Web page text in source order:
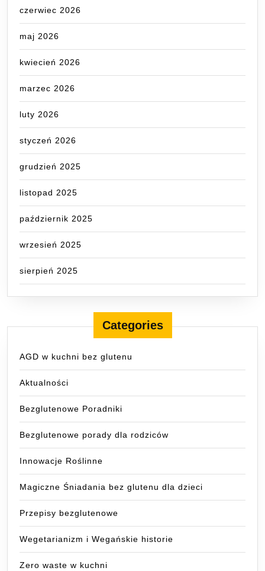
czerwiec 2026
maj 2026
kwiecień 2026
marzec 2026
luty 2026
styczeń 2026
grudzień 2025
listopad 2025
październik 2025
wrzesień 2025
sierpień 2025
Categories
AGD w kuchni bez glutenu
Aktualności
Bezglutenowe Poradniki
Bezglutenowe porady dla rodziców
Innowacje Roślinne
Magiczne Śniadania bez glutenu dla dzieci
Przepisy bezglutenowe
Wegetarianizm i Wegańskie historie
Zero waste w kuchni